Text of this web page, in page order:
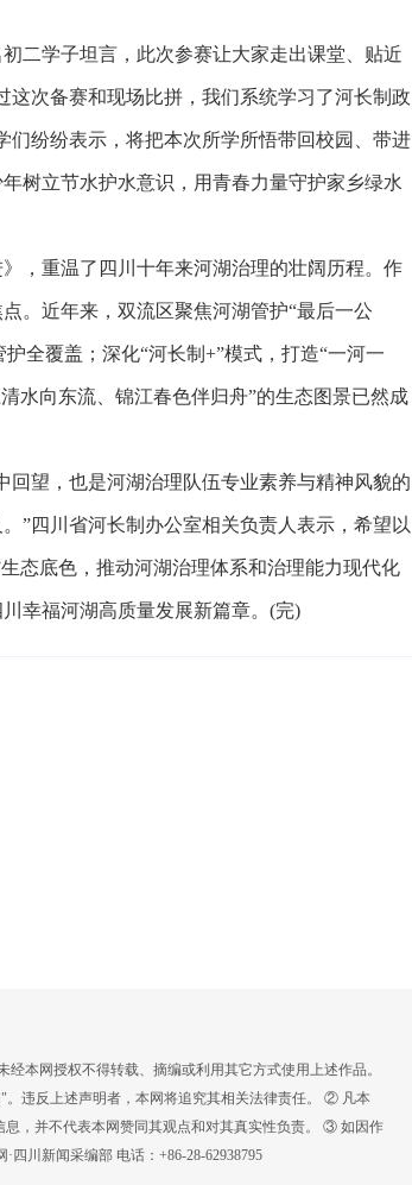
学子坦言，此次参赛让大家走出课堂、贴近
次备赛和现场比拼，我们系统学习了河长制政
纷纷表示，将把本次所学所悟带回校园、带进
树立节水护水意识，用青春力量守护家乡绿水
重温了四川十年来河湖治理的壮阔历程。作
。近年来，双流区聚焦河湖管护“最后一公
全覆盖；深化“河长制+”模式，打造“一河一
水向东流、锦江春色伴归舟”的生态图景已然成
望，也是河湖治理队伍专业素养与精神风貌的
”四川省河长制办公室相关负责人表示，希望以
态底色，推动河湖治理体系和治理能力现代化
幸福河湖高质量发展新篇章。(完)
本网授权不得转载、摘编或利用其它方式使用上述作品。
。违反上述声明者，本网将追究其相关法律责任。 ② 凡本
，并不代表本网赞同其观点和对其真实性负责。 ③ 如因作
川新闻采编部 电话：+86-28-62938795